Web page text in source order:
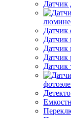
Датчик
Датчик
Датчик
Датчик
Датчик
Датчик